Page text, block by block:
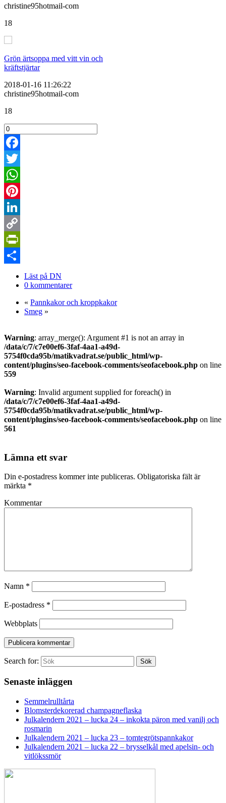
christine95hotmail-com
18
Grön ärtsoppa med vitt vin och
kräftstjärtar
2018-01-16 11:26:22
christine95hotmail-com
18
Facebook
Twitter
WhatsApp
Pinterest
LinkedIn
Copy
Link
PrintFriendly
Läst på DN
0 kommentarer
« Pannkakor och kroppkakor
Smeg »
Warning: array_merge(): Argument #1 is not an array in
/data/c/7/c7e00ef6-3faf-4aa1-a49d-
5754f0cda95b/matikvadrat.se/public_html/wp-
content/plugins/seo-facebook-comments/seofacebook.php on line
559
Warning: Invalid argument supplied for foreach() in
/data/c/7/c7e00ef6-3faf-4aa1-a49d-
5754f0cda95b/matikvadrat.se/public_html/wp-
content/plugins/seo-facebook-comments/seofacebook.php on line
561
Lämna ett svar
Din e-postadress kommer inte publiceras. Obligatoriska fält är
märkta *
Kommentar
Namn *
E-postadress *
Webbplats
Search for: Sök
Senaste inläggen
Semmelrulltårta
Blomsterdekorerad champagneflaska
Julkalendern 2021 – lucka 24 – inkokta päron med vanilj och
rosmarin
Julkalendern 2021 – lucka 23 – tomtegrötspannkakor
Julkalendern 2021 – lucka 22 – brysselkål med apelsin- och
vitlökssmör